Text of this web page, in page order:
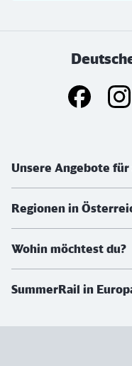
Unsere Angebote für
Regionen in
Wohin möchtest du?
SummerRail in